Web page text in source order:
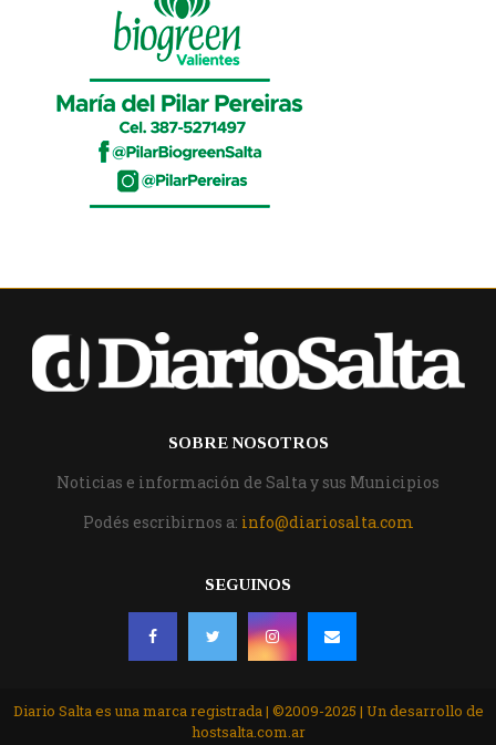
SOBRE NOSOTROS
Noticias e información de Salta y sus Municipios
Podés escribirnos a: info@diariosalta.com
SEGUINOS
Diario Salta es una marca registrada | ©2009-2025 | Un desarrollo de
hostsalta.com.ar